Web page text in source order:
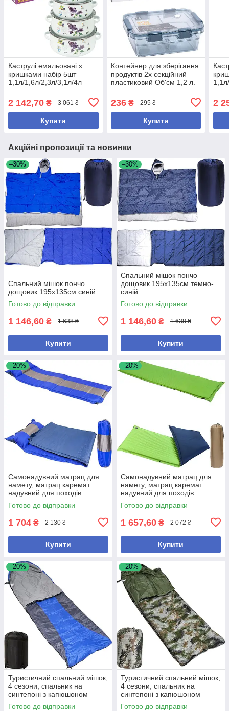
Каструлі емальовані з
кришками набір 5шт
1,1л/1,6л/2,3л/3,1л/4л
2 142,70 ₴ 3 061 ₴
Купити
Контейнер для зберігання
продуктів 2х секційний
пластиковий Об'єм 1,2 л.
236₴ 295 ₴
Купити
2
Акційні пропозиції та новинки
–30%
Спальний мішок пончо
дощовик 195х135см синій
Готово до відправки
1 146,60 ₴ 1 638 ₴
Купити
–30%
Спальний мішок пончо
дощовик 195х135см темно-
синій
Готово до відправки
1 146,60 ₴ 1 638 ₴
Купити
–20%
Самонадувний матрац для
намету, матрац каремат
надувний для походів
туристичний Розмір
185*67*5см
Готово до відправки
1 704 ₴ 2 130 ₴
Купити
–20%
Самонадувний матрац для
намету, матрац каремат
надувний для походів
туристичний Розмір
188*66*5см
Готово до відправки
1 657,60 ₴ 2 072 ₴
Купити
–20%
Туристичний спальний мішок,
4 сезони, спальник на
синтепоні з капюшоном
ультралегкий 185*70см
Готово до відправки
–20%
Туристичний спальний мішок,
4 сезони, спальник на
синтепоні з капюшоном
ультралегкий 190*75см
Готово до відправки